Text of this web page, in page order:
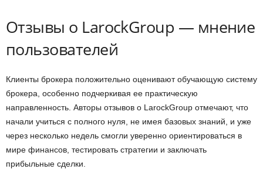
Отзывы о LarockGroup — мнение
пользователей
Клиенты брокера положительно оценивают обучающую систему
брокера, особенно подчеркивая ее практическую
направленность. Авторы отзывов о LarockGroup отмечают, что
начали учиться с полного нуля, не имея базовых знаний, и уже
через несколько недель смогли уверенно ориентироваться в
мире финансов, тестировать стратегии и заключать
прибыльные сделки.